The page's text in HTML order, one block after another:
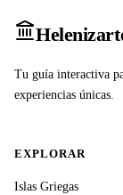
Heleniz
Tu guía interactiva
experiencias únicas.
EXPLORAR
Islas Griegas